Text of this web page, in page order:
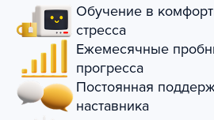
Обучение в
стресса
Ежемесячные
прогресса
Постоянная
наставника